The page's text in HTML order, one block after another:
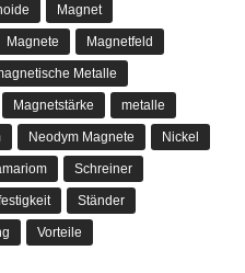
Magnet
Magnete Magnetfeld
Metalle
Magnetstärke metalle
Neodym Magnete Nickel
Schreiner
Ständer
Vorteile